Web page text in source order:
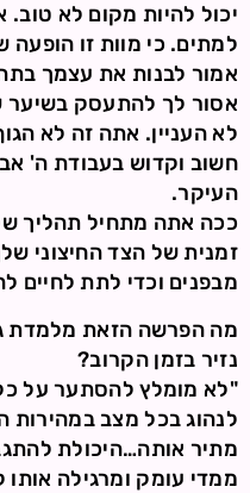
יכול להיות מקום לא
למתים. כי מוות זו
אמור לבנות את עצמך
אסור לך להתעסק בשיער
לא העניין. אתה זה לא
חשוב וקדוש בעבודת ה'
העיקר.
ככה אתה מתחיל תהליך
זמנית של הצד החיצוני
מבפנים וכדי לתת לחיים
מה הפרשה הזאת מלמדת
נזיר בזמן הקרוב?
"לא מומלץ להסתער על
לנהוג בכל מצב
מתיר אותה…היכולת
ממדי עומק ומרגילה